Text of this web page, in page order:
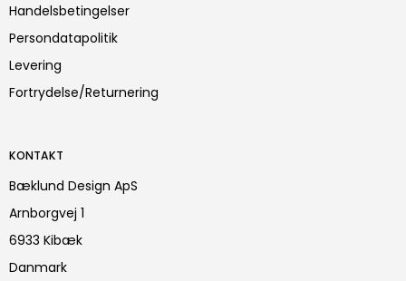
Handelsbetingelser
Persondatapolitik
Levering
Fortrydelse/Returnering
KONTAKT
Bæklund Design ApS
Arnborgvej 1
6933 Kibæk
Danmark